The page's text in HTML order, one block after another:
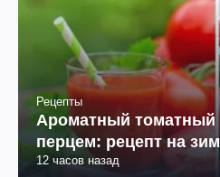
Рецепты
Ароматный томатный
перцем: рецепт на
12 часов назад